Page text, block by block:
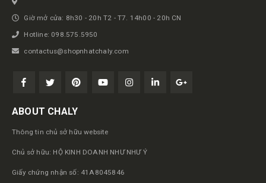
Giờ mở cửa: 8h30 - 20h T2 - T7. 14h00 - 20h CN
Hotline: 098.575.5950
contactus@shopnhatchaly.com
ABOUT CHALY
Thông tin chủ sở hữu website
Chủ sở hữu: HỘ KINH DOANH NHƯ NHƯ Ý
Giấy chứng nhận số: 41A8045846